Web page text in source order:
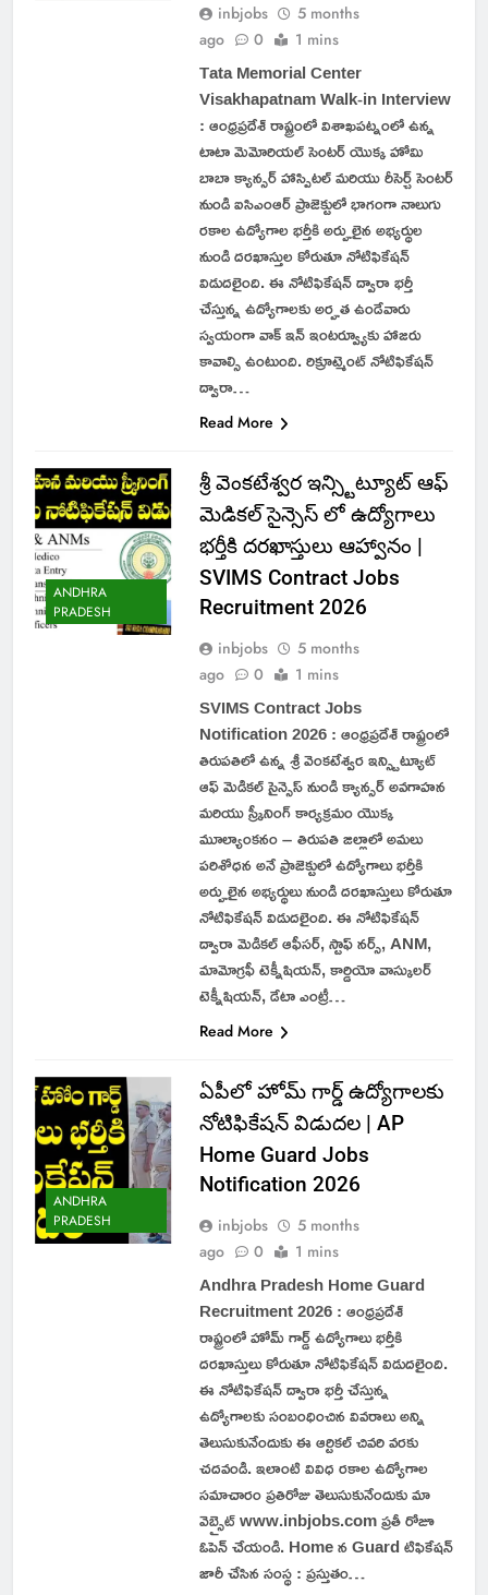
inbjobs
5 months
ago
0 1 mins
Tata Memorial Center
Visakhapatnam Walk-in Interview
: ఆంధ్రప్రదేశ్ రాష్ట్రంలో విశాఖపట్నంలో ఉన్న
టాటా మెమోరియల్ సెంటర్ యొక్క హోమి
బాబా క్యాన్సర్ హాస్పిటల్ మరియు రీసెర్చ్ సెంటర్
నుండి ఐసిఎంఆర్ ప్రాజెక్టులో భాగంగా నాలుగు
రకాల ఉద్యోగాల భర్తీకి అర్హులైన అభ్యర్థుల
నుండి దరఖాస్తుల కోరుతూ నోటిఫికేషన్
విడుదలైంది. ఈ నోటిఫికేషన్ ద్వారా భర్తీ
చేస్తున్న ఉద్యోగాలకు అర్హత ఉండేవారు
స్వయంగా వాక్ ఇన్ ఇంటర్వ్యూకు హాజరు
కావాల్సి ఉంటుంది. రిక్రూట్మెంట్ నోటిఫికేషన్
ద్వారా…
Read More
ANDHRA
PRADESH
శ్రీ వెంకటేశ్వర ఇన్స్టిట్యూట్ ఆఫ్
మెడికల్ సైన్సెస్ లో ఉద్యోగాలు
భర్తీకి దరఖాస్తులు ఆహ్వానం |
SVIMS Contract Jobs
Recruitment 2026
inbjobs
5 months
ago
0 1 mins
SVIMS Contract Jobs
Notification 2026 : ఆంధ్రప్రదేశ్ రాష్ట్రంలో
తిరుపతిలో ఉన్న శ్రీ వెంకటేశ్వర ఇన్స్టిట్యూట్
ఆఫ్ మెడికల్ సైన్సెస్ నుండి క్యాన్సర్ అవగాహన
మరియు స్క్రీనింగ్ కార్యక్రమం యొక్క
మూల్యాంకనం – తిరుపతి జిల్లాలో అమలు
పరిశోధన అనే ప్రాజెక్టులో ఉద్యోగాలు భర్తీకి
అర్హులైన అభ్యర్థులు నుండి దరఖాస్తులు కోరుతూ
నోటిఫికేషన్ విడుదలైంది. ఈ నోటిఫికేషన్
ద్వారా మెడికల్ ఆఫీసర్, స్టాఫ్ నర్స్, ANM,
మామోగ్రఫీ టెక్నీషియన్, కార్డియో వాస్కులర్
టెక్నీషియన్, డేటా ఎంట్రీ…
Read More
ANDHRA
PRADESH
ఏపీలో హోమ్ గార్డ్ ఉద్యోగాలకు
నోటిఫికేషన్ విడుదల | AP
Home Guard Jobs
Notification 2026
inbjobs
5 months
ago
0 1 mins
Andhra Pradesh Home Guard
Recruitment 2026 : ఆంధ్రప్రదేశ్
రాష్ట్రంలో హోమ్ గార్డ్ ఉద్యోగాలు భర్తీకి
దరఖాస్తులు కోరుతూ నోటిఫికేషన్ విడుదలైంది.
ఈ నోటిఫికేషన్ ద్వారా భర్తీ చేస్తున్న
ఉద్యోగాలకు సంబంధించిన వివరాలు అన్ని
తెలుసుకునేందుకు ఈ ఆర్టికల్ చివరి వరకు
చదవండి. ఇలాంటి వివిధ రకాల ఉద్యోగాల
సమాచారం ప్రతిరోజు తెలుసుకునేందుకు మా
వెబ్సైట్ www.inbjobs.com ప్రతీ రోజూ
ఓపెన్ చేయండి. Home న Guard టిఫికేషన్
జారీ చేసిన సంస్థ : ప్రస్తుతం…